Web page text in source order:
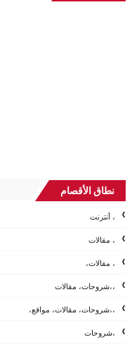
نطاق الأقصام
، أنترنت
، مقالات
، مقالات،
،،شروحات، مقالات
،،شروحات، مقالات، مواقع،
،شروحات